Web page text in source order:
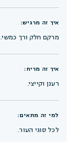
איך זה מרגיש:
מרקם חלק ורך כמשי.
איך זה מריח:
רענן וקייצי.
למי זה מתאים:
לכל סוגי העור.